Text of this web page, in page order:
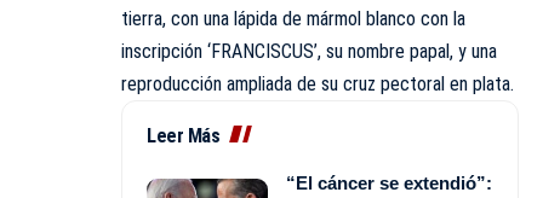
tierra, con una lápida de mármol blanco con la
inscripción ‘FRANCISCUS’, su nombre papal, y una
reproducción ampliada de su cruz pectoral en plata.
Leer Más
“El cáncer se extendió”: